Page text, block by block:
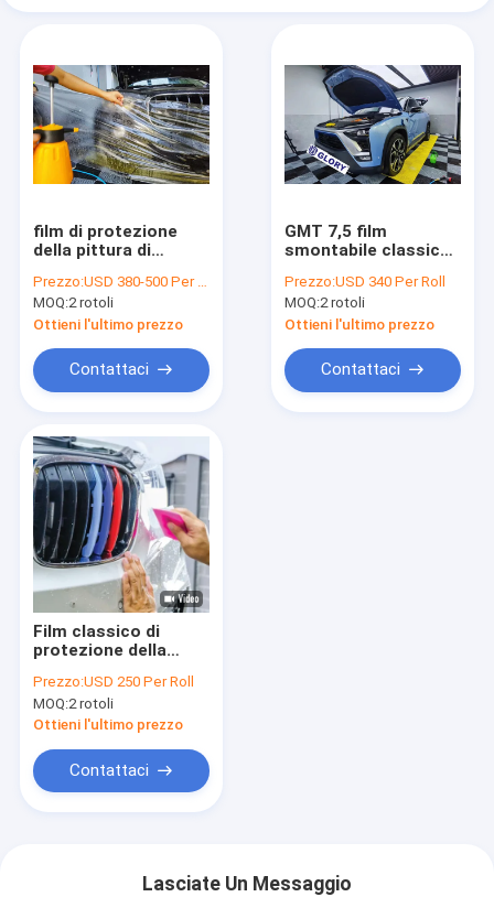
film di protezione
della pittura di
film protettivo
d'ingiallimento
dell'ente automatico
Prezzo:USD 380-500 Per Roll
MOQ:2 rotoli
Ottieni l'ultimo prezzo
Contattaci
GMT 7,5 film
smontabile classico
pittura della colla
TPU di mil, film
dell'involucro della
carrozzeria dello
SGS di iso
Prezzo:USD 340 Per Roll
MOQ:2 rotoli
Ottieni l'ultimo prezzo
Contattaci
Film classico di
protezione della
TPU dell'automobile
6,5 del GMT, film
trasparente di
carrozzeria
Prezzo:USD 250 Per Roll
MOQ:2 rotoli
Ottieni l'ultimo prezzo
Contattaci
Lasciate Un Messaggio